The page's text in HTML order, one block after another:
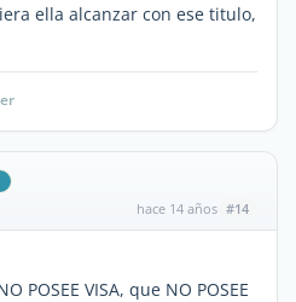
ella alcanzar con ese titulo,
hace 14 años #14
POSEE VISA, que NO POSEE